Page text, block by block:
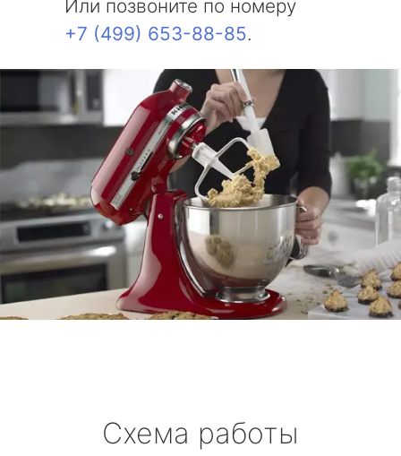
Или позвоните по номеру
+7 (499) 653-88-85.
Схема работы